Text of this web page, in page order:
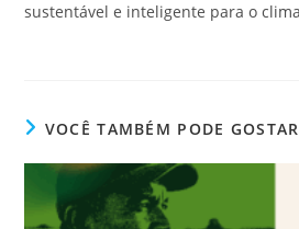
sustentável e inteligente para o
VOCÊ TAMBÉM PODE GOSTAR